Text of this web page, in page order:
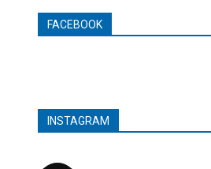
FACEBOOK
INSTAGRAM